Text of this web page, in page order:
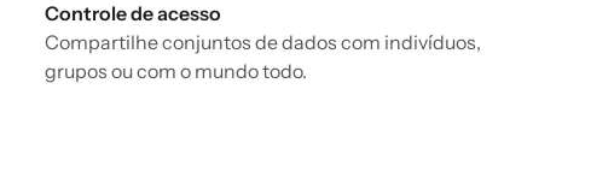
Controle de acesso
Compartilhe conjuntos de dados com indivíduos,
grupos ou com o mundo todo.